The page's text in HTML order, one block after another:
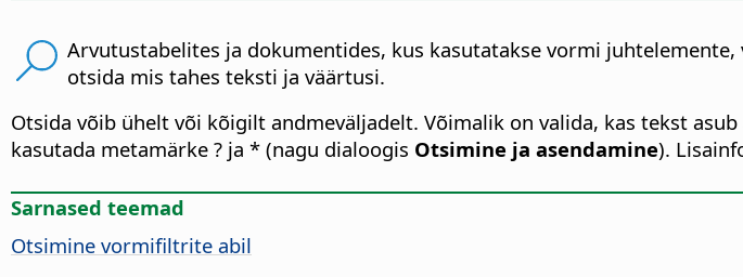
Arvutustabelites ja dokumentides, kus kasutatakse vormi
otsida mis tahes teksti ja väärtusi.
Otsida võib ühelt või kõigilt andmeväljadelt. Võimalik on valida, kas tekst
kasutada metamärke ? ja * (nagu dialoogis Otsimine ja asendamine).
Sarnased teemad
Otsimine vormifiltrite abil